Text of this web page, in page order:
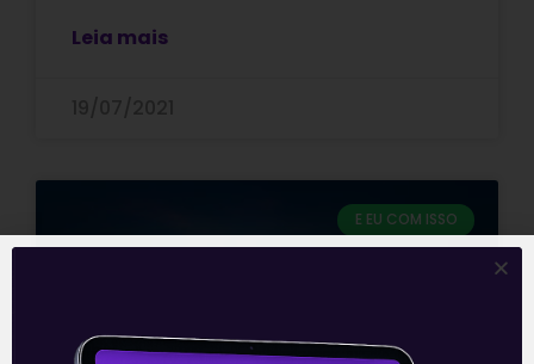
Leia mais
E EU COM ISSO